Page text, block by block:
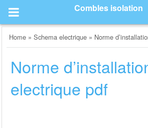
content
Combles isolation
Home »Schema electrique » Norme
Norme
electrique pdf